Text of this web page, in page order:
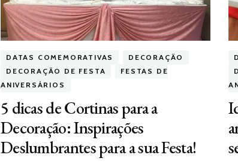
DATAS COMEMORATIVAS
DECORAÇÃO
DECORAÇÃO DE FESTA
FESTAS DE
ANIVERSÁRIOS
5 dicas de Cortinas para a
Decoração: Inspirações
Deslumbrantes para a sua Festa!